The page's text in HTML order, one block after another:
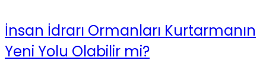
İnsan İdrarı Ormanları Kurtarmanın
Yeni Yolu Olabilir mi?